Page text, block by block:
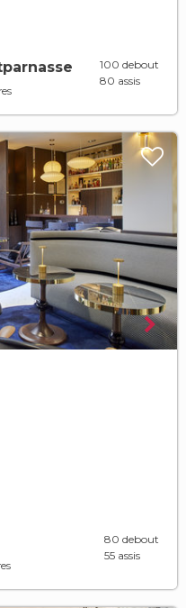
100 debout
80 assis
80 debout
55 assis